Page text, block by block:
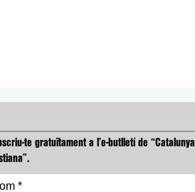
te gratuïtament a l’e-butlletí de “Catalunya